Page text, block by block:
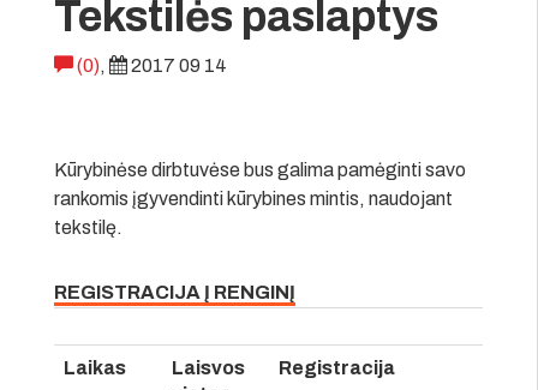
Tekstilės paslaptys
(0), 2017 09 14
Kūrybinėse dirbtuvėse bus galima pamėginti savo
rankomis įgyvendinti kūrybines mintis, naudojant
tekstilę.
REGISTRACIJA Į RENGINĮ
Laikas
Laisvos
Registracija